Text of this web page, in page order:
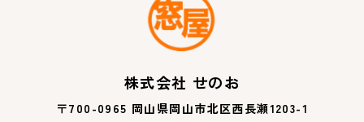
株式会社 せのお
〒700-0965 岡山県岡山市北区西長瀬1203-1